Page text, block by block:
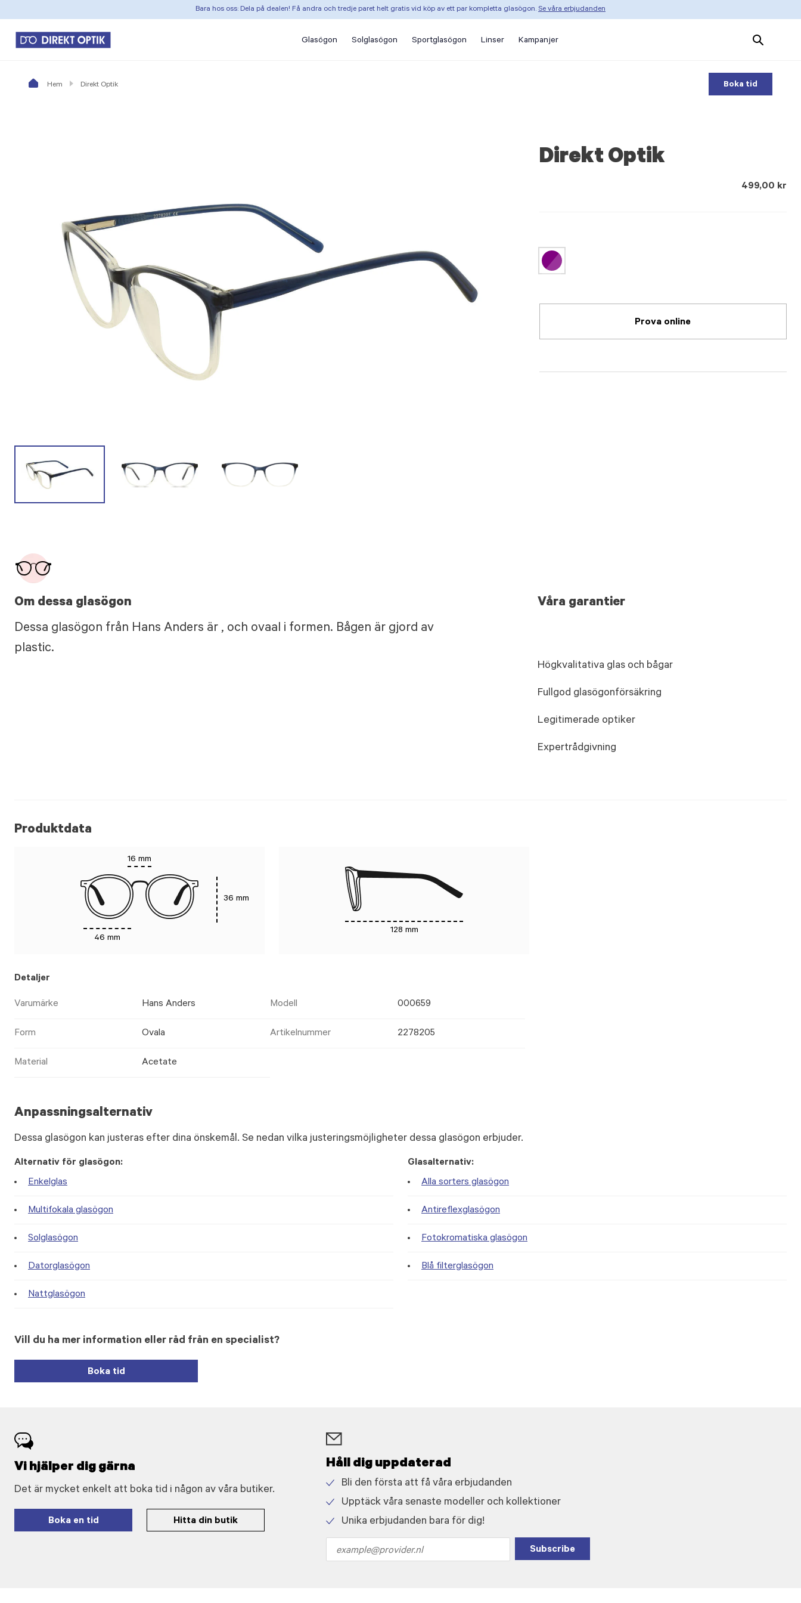
Bara hos oss: Dela på dealen! Få andra och tredje paret helt gratis vid köp av ett par kompletta glasögon. Se våra erbjudanden
Glasögon Solglasögon Sportglasögon Linser Kampanjer
Search
Products
Hem Direkt Optik Boka tid
Direkt Optik
499,00 kr
Prova online
Om dessa glasögon
Dessa glasögon från Hans Anders är , och ovaal i formen. Bågen är gjord av
plastic.
Våra garantier
Högkvalitativa glas och bågar
Fullgod glasögonförsäkring
Legitimerade optiker
Expertrådgivning
Produktdata
16 mm
46 mm
36 mm
128 mm
Detaljer
Varumärke Hans Anders Modell 000659
Form Ovala Artikelnummer 2278205
Material Acetate
Anpassningsalternativ
Dessa glasögon kan justeras efter dina önskemål. Se nedan vilka justeringsmöjligheter dessa glasögon erbjuder.
Alternativ för glasögon:
Enkelglas
Multifokala glasögon
Solglasögon
Datorglasögon
Nattglasögon
Glasalternativ:
Alla sorters glasögon
Antireflexglasögon
Fotokromatiska glasögon
Blå filterglasögon
Vill du ha mer information eller råd från en specialist?
Boka tid
Vi hjälper dig gärna
Det är mycket enkelt att boka tid i någon av våra butiker.
Boka en tid Hitta din butik
Håll dig uppdaterad
icon
Bli den första att få våra erbjudanden
icon
Upptäck våra senaste modeller och kollektioner
Unika erbjudanden bara för dig!
address
Subscribe